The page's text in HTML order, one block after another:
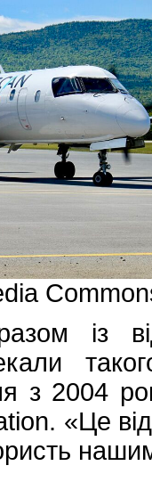
із
з 2004
«Це